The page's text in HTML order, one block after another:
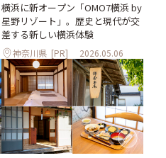
横浜に新オープン「OMO7横浜 by
星野リゾート」。歴史と現代が交
差する新しい横浜体験
神奈川県 [PR] 2026.05.06